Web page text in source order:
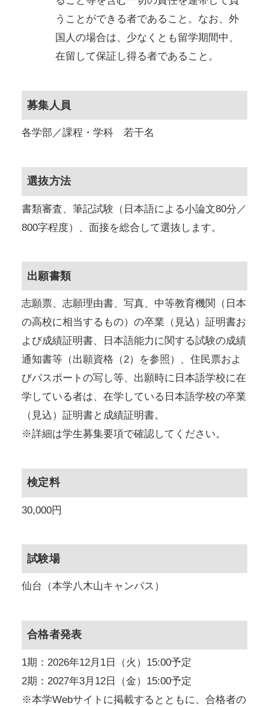
うことができる者であること。なお、外
国人の場合は、少なくとも留学期間中、
在留して保証し得る者であること。
募集人員
各学部／課程・学科 若干名
選抜方法
書類審査、筆記試験（日本語による小論文80分／
800字程度）、面接を総合して選抜します。
出願書類
志願票、志願理由書、写真、中等教育機関（日本
の高校に相当するもの）の卒業（見込）証明書お
よび成績証明書、日本語能力に関する試験の成績
通知書等（出願資格（2）を参照）、住民票およ
びパスポートの写し等、出願時に日本語学校に在
学している者は、在学している日本語学校の卒業
（見込）証明書と成績証明書。
※詳細は学生募集要項で確認してください。
検定料
30,000円
試験場
仙台（本学八木山キャンパス）
合格者発表
1期：2026年12月1日（火）15:00予定
2期：2027年3月12日（金）15:00予定
※本学Webサイトに掲載するとともに、合格者の